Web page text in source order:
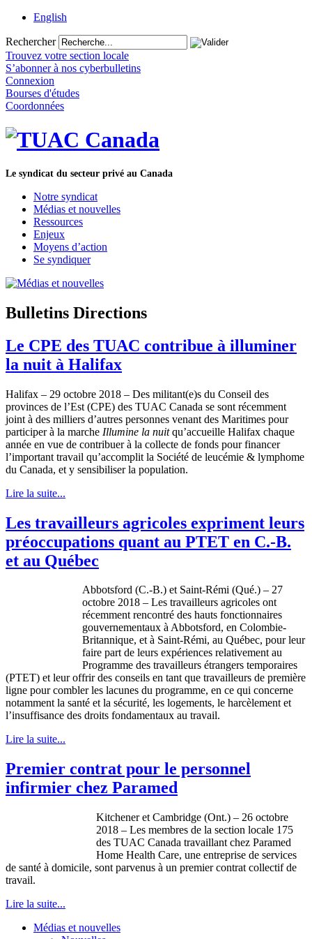
English
Rechercher
Trouvez votre section locale
S’abonner à nos cyberbulletins
Connexion
Bourses d'études
Coordonnées
Le syndicat du secteur privé au Canada
Notre syndicat
Médias et nouvelles
Ressources
Enjeux
Moyens d’action
Se syndiquer
Bulletins Directions
Le CPE des TUAC contribue à illuminer
la nuit à Halifax
Halifax – 29 octobre 2018 – Des militant(e)s du Conseil des
provinces de l’Est (CPE) des TUAC Canada se sont récemment
joint à des milliers d’autres personnes venant des Maritimes pour
participer à la marche Illumine la nuitqu’accueille Halifax chaque
année en vue de contribuer à la collecte de fonds pour financer
l’important travail qu’accomplit la Société de leucémie & lymphome
du Canada, et y sensibiliser la population.
Lire la suite...
Les travailleurs agricoles expriment leurs
préoccupations quant au PTET en C.-B.
et au Québec
Abbotsford (C.-B.) et Saint-Rémi (Qué.) – 27
octobre 2018 – Les travailleurs agricoles ont
récemment rencontré des hauts fonctionnaires
gouvernementaux à Abbotsford, en Colombie-
Britannique, et à Saint-Rémi, au Québec, pour leur
faire part de leurs expériences relativement au
Programme des travailleurs étrangers temporaires
(PTET) et leur offrir des conseils en tant que travailleurs de première
ligne pour combler les lacunes du programme, en ce qui concerne
notamment la santé et la sécurité, les logements, le harcèlement et
l’insuffisance des droits fondamentaux au travail.
Lire la suite...
Premier contrat pour le personnel
infirmier chez Paramed
Kitchener et Cambridge (Ont.) – 26 octobre
2018 – Les membres de la section locale 175
des TUAC Canada travaillant chez Paramed
Home Health Care, une entreprise de services
de santé à domicile, sont parvenus à un premier contrat collectif de
travail.
Lire la suite...
Médias et nouvelles